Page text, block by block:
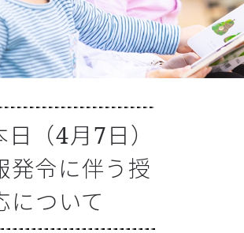
日（4月7日）
発令に伴う授
について